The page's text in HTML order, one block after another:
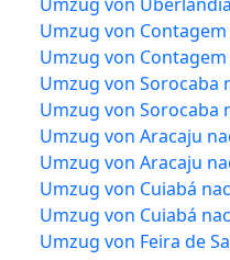
Umzug von
Umzug von
Umzug von Sorocaba
Umzug von Sorocaba
Umzug von Aracaju
Umzug von Aracaju
Umzug von Cuiabá
Umzug von Cuiabá
Umzug von Feira de